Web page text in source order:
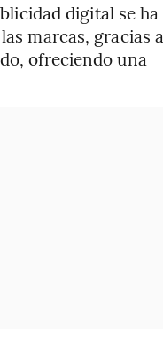
digital se ha
marcas, gracias a
ofreciendo una